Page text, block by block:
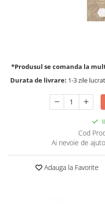
*Produsul se comanda la
Durata de livrare: 1-3 zile
Cod
Ai nevoie de
Adauga la Favorite